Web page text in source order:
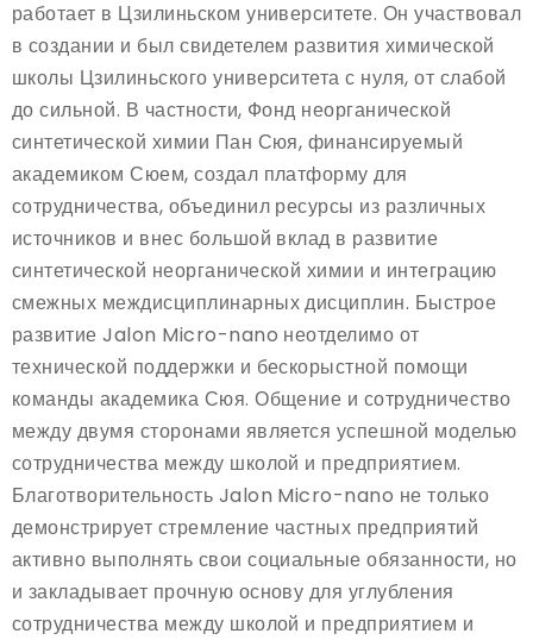
работает в Цзилиньском университете. Он участвовал
в создании и был свидетелем развития химической
школы Цзилиньского университета с нуля, от слабой
до сильной. В частности, Фонд неорганической
синтетической химии Пан Сюя, финансируемый
академиком Сюем, создал платформу для
сотрудничества, объединил ресурсы из различных
источников и внес большой вклад в развитие
синтетической неорганической химии и интеграцию
смежных междисциплинарных дисциплин. Быстрое
развитие Jalon Micro-nano неотделимо от
технической поддержки и бескорыстной помощи
команды академика Сюя. Общение и сотрудничество
между двумя сторонами является успешной моделью
сотрудничества между школой и предприятием.
Благотворительность Jalon Micro-nano не только
демонстрирует стремление частных предприятий
активно выполнять свои социальные обязанности, но
и закладывает прочную основу для углубления
сотрудничества между школой и предприятием и